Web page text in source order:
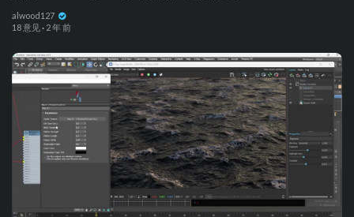
alwood127
18 意见 · 2 年 前